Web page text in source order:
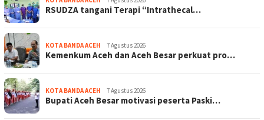
RSUDZA tangani Terapi “Intrathecal…
KOTA BANDA ACEH 7 Agustus 2026
Kemenkum Aceh dan Aceh Besar perkuat pro…
KOTA BANDA ACEH 7 Agustus 2026
Bupati Aceh Besar motivasi peserta Paski…